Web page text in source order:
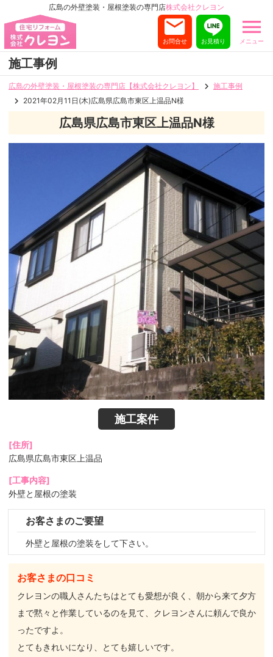
広島の外壁塗装・屋根塗装の専門店株式会社クレヨン
メニュー
お見積り
お問合せ
施工事例
広島の外壁塗装・屋根塗装の専門店【株式会社クレヨン】
施工事例
2021年02月11日(木)広島県広島市東区上温品N様
広島県広島市東区上温品N様
施工案件
[住所]
広島県広島市東区上温品
[工事内容]
外壁と屋根の塗装
お客さまのご要望
外壁と屋根の塗装をして下さい。
お客さまの口コミ
クレヨンの職人さんたちはとても愛想が良く、朝から来て夕方
まで黙々と作業しているのを見て、クレヨンさんに頼んで良か
ったですよ。
とてもきれいになり、とても嬉しいです。